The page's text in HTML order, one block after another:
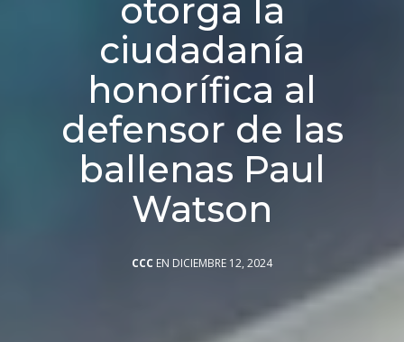
otorga la
ciudadanía
honorífica al
defensor de las
ballenas Paul
Watson
CCC EN DICIEMBRE 12, 2024